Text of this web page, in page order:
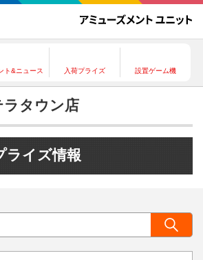
ト&ニュース 入荷プライズ 設置ゲーム機
タウン店
ライズ情報